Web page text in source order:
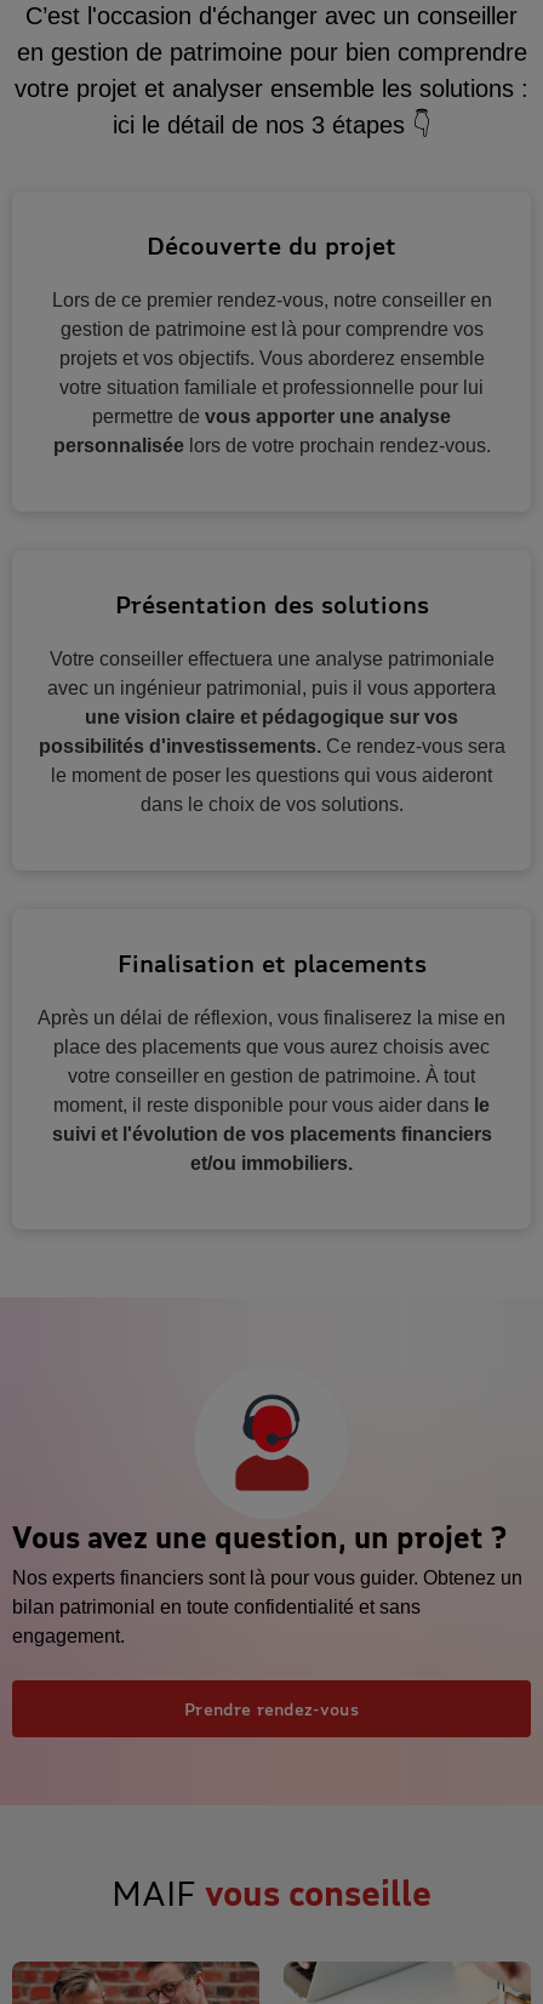
C’est l'occasion d'échanger avec un conseiller
en gestion de patrimoine pour bien comprendre
votre projet et analyser ensemble les solutions :
ici le détail de nos 3 étapes 👇
Découverte du projet
Lors de ce premier rendez-vous, notre conseiller en
gestion de patrimoine est là pour comprendre vos
projets et vos objectifs. Vous aborderez ensemble
votre situation familiale et professionnelle pour lui
permettre de vous apporter une analyse
personnaliséelors de votre prochain rendez-vous.
Présentation des solutions
Votre conseiller effectuera une analyse patrimoniale
avec un ingénieur patrimonial, puis il vous apportera
une vision claire et pédagogique sur vos
possibilités d'investissements.Ce rendez-vous sera
le moment de poser les questions qui vous aideront
dans le choix de vos solutions.
Finalisation et placements
Après un délai de réflexion, vous finaliserez la mise en
place des placements que vous aurez choisis avec
votre conseiller en gestion de patrimoine. À tout
moment, il reste disponible pour vous aider dans le
suivi et l'évolution de vos placements financiers
et/ou immobiliers.
Vous avez une question, un projet ?
Nos experts financiers sont là pour vous guider. Obtenez un
bilan patrimonial en toute confidentialité et sans
engagement.
Prendre rendez-vous
MAIF vous conseille